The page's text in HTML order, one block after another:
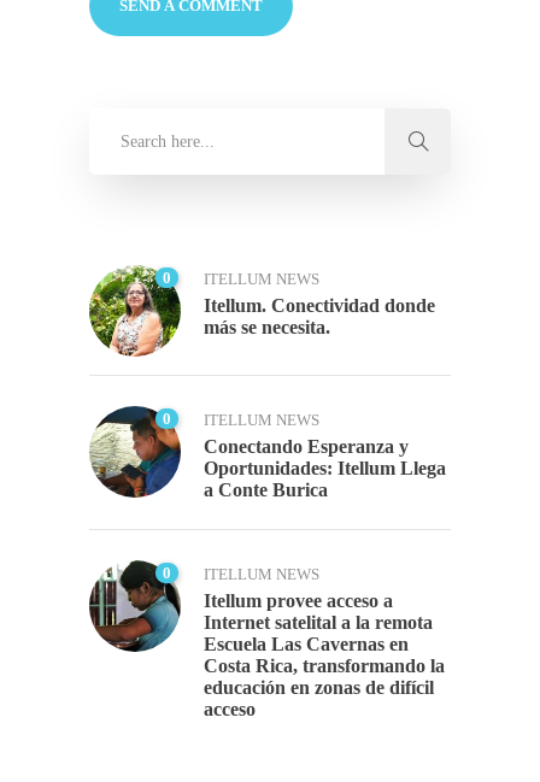
0 ITELLUM NEWS
Itellum. Conectividad donde
más se necesita.
0 ITELLUM NEWS
Conectando Esperanza y
Oportunidades: Itellum Llega
a Conte Burica
0 ITELLUM NEWS
Itellum provee acceso a
Internet satelital a la remota
Escuela Las Cavernas en
Costa Rica, transformando la
educación en zonas de difícil
acceso